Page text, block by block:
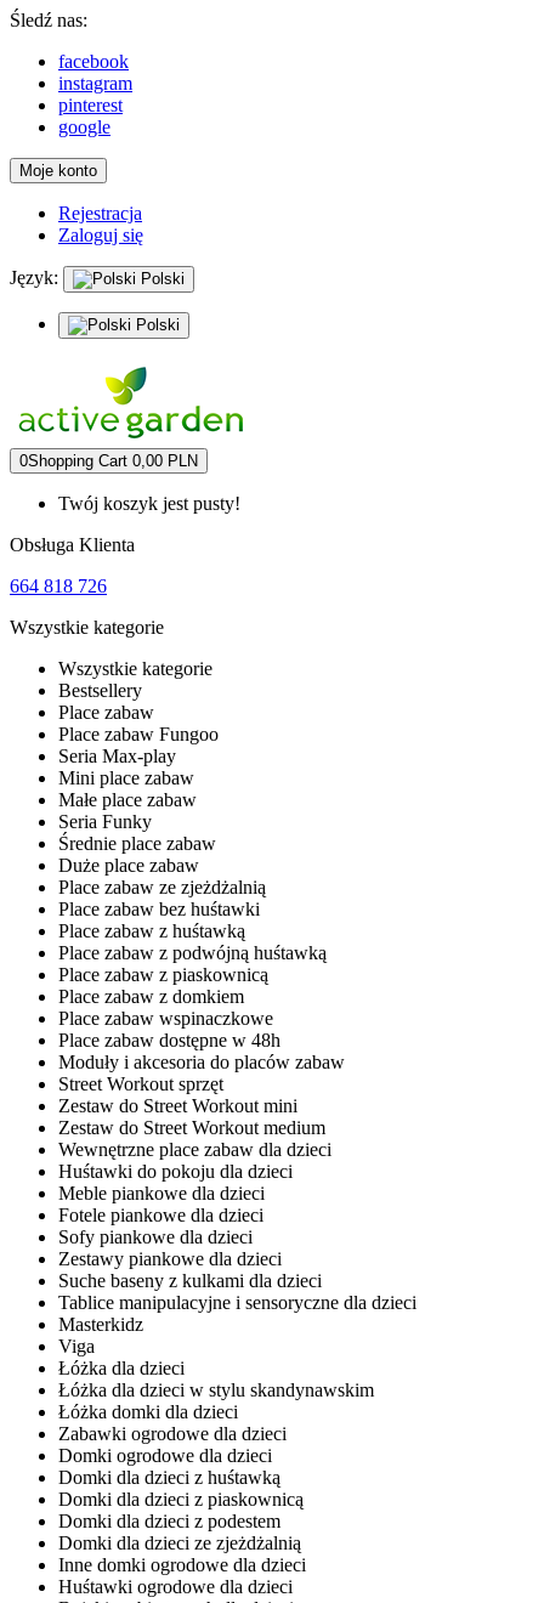
Śledź nas:
facebook
instagram
pinterest
google
Moje konto
Rejestracja
Zaloguj się
Język: Polski
Polski
0Shopping Cart 0,00 PLN
Twój koszyk jest pusty!
Obsługa Klienta
664 818 726
Wszystkie kategorie
Wszystkie kategorie
Bestsellery
Place zabaw
Place zabaw Fungoo
Seria Max-play
Mini place zabaw
Małe place zabaw
Seria Funky
Średnie place zabaw
Duże place zabaw
Place zabaw ze zjeżdżalnią
Place zabaw bez huśtawki
Place zabaw z huśtawką
Place zabaw z podwójną huśtawką
Place zabaw z piaskownicą
Place zabaw z domkiem
Place zabaw wspinaczkowe
Place zabaw dostępne w 48h
Moduły i akcesoria do placów zabaw
Street Workout sprzęt
Zestaw do Street Workout mini
Zestaw do Street Workout medium
Wewnętrzne place zabaw dla dzieci
Huśtawki do pokoju dla dzieci
Meble piankowe dla dzieci
Fotele piankowe dla dzieci
Sofy piankowe dla dzieci
Zestawy piankowe dla dzieci
Suche baseny z kulkami dla dzieci
Tablice manipulacyjne i sensoryczne dla dzieci
Masterkidz
Viga
Łóżka dla dzieci
Łóżka dla dzieci w stylu skandynawskim
Łóżka domki dla dzieci
Zabawki ogrodowe dla dzieci
Domki ogrodowe dla dzieci
Domki dla dzieci z huśtawką
Domki dla dzieci z piaskownicą
Domki dla dzieci z podestem
Domki dla dzieci ze zjeżdżalnią
Inne domki ogrodowe dla dzieci
Huśtawki ogrodowe dla dzieci